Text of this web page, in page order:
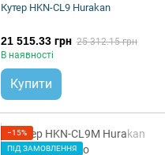
Кутер HKN-CL9 Hurakan
21 515.33 грн 25 312.15 грн
В наявності
Купити
−15%
ПІД ЗАМОВЛЕННЯ